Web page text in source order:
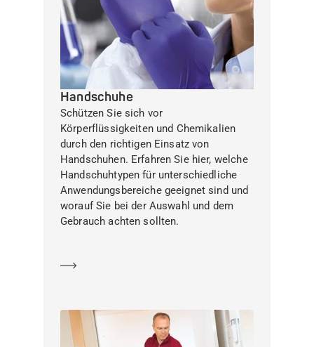
Handschuhe
Schützen Sie sich vor
Körperflüssigkeiten und Chemikalien
durch den richtigen Einsatz von
Handschuhen. Erfahren Sie hier, welche
Handschuhtypen für unterschiedliche
Anwendungsbereiche geeignet sind und
worauf Sie bei der Auswahl und dem
Gebrauch achten sollten.